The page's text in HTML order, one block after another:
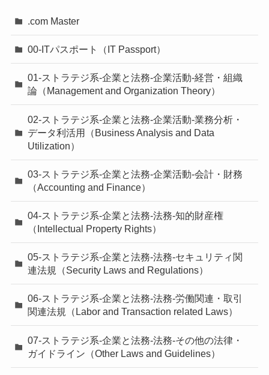
.com Master
00-ITパスポート（IT Passport）
01-ストラテジ系-企業と法務-企業活動-経営・組織
論（Management and Organization Theory）
02-ストラテジ系-企業と法務-企業活動-業務分析・
データ利活用（Business Analysis and Data
Utilization）
03-ストラテジ系-企業と法務-企業活動-会計・財務
（Accounting and Finance）
04-ストラテジ系-企業と法務-法務-知的財産権
（Intellectual Property Rights）
05-ストラテジ系-企業と法務-法務-セキュリティ関
連法規（Security Laws and Regulations）
06-ストラテジ系-企業と法務-法務-労働関連・取引
関連法規（Labor and Transaction related Laws）
07-ストラテジ系-企業と法務-法務-その他の法律・
ガイドライン（Other Laws and Guidelines）